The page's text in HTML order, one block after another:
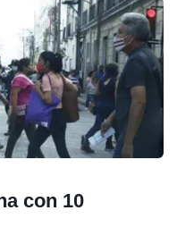
con 10